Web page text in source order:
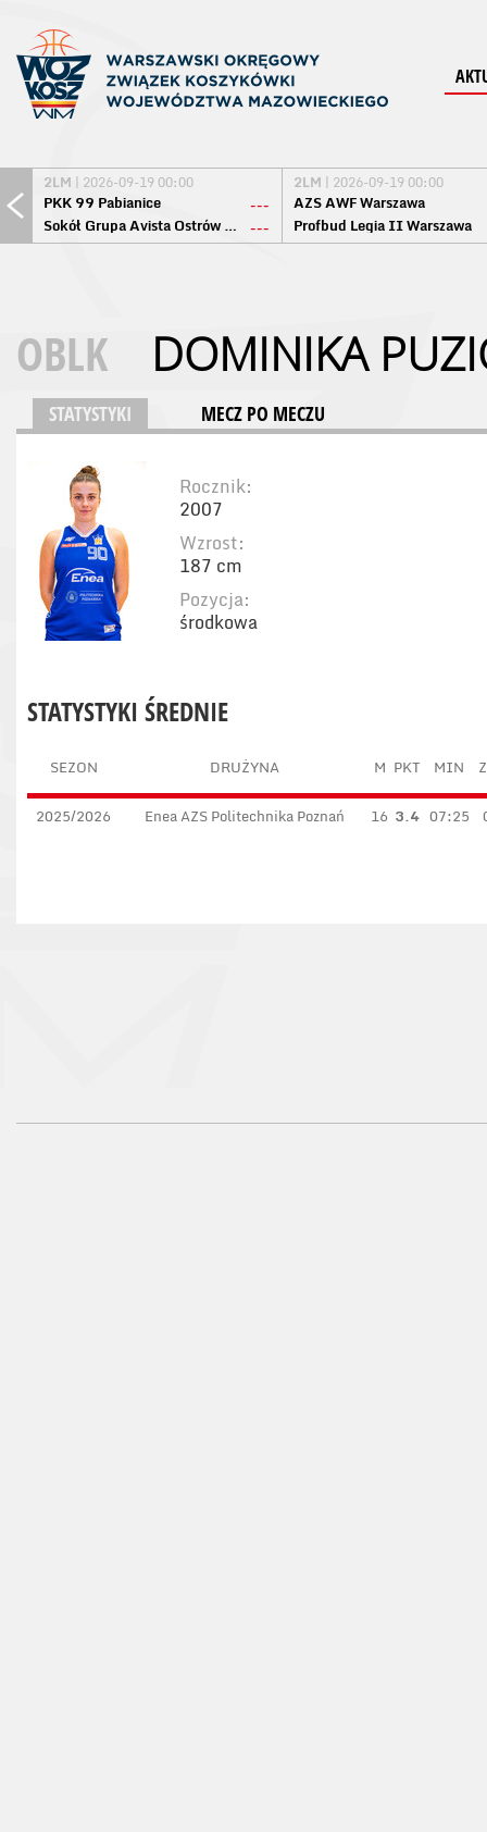
2LM | 2026-09-19 00:00
PKK 99 Pabianice
---
Sokół Grupa Avista Ostrów Maz. ---
2LM | 2026-09-19 00:00
AZS AWF Warszawa
Profbud Legia II Warszawa
OBLK DOMINIKA
STATYSTYKI MECZ PO MECZU
Rocznik:
2007
Wzrost:
187 cm
Pozycja:
środkowa
STATYSTYKI ŚREDNIE
SEZON DRUŻYNA M PKT MIN
2025/2026 Enea AZS Politechnika Poznań 16 3.4 07:25